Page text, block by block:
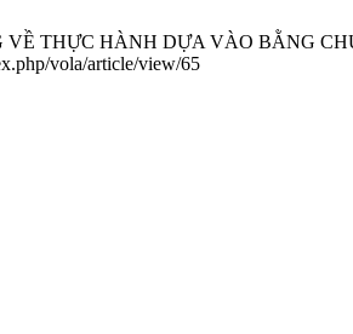
THỰC HÀNH DỰA VÀO BẰNG
vola/article/view/65